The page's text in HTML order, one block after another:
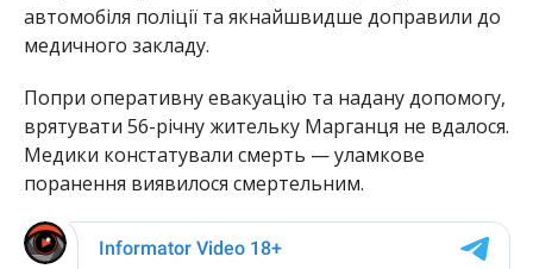
Попри оперативну евакуацію та надану допомогу,
врятувати 56-річну жительку Марганця не вдалося.
поранення виявилося смертельним.